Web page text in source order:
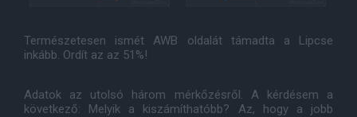
Természetesen ismét AWB oldalát támadta a Lipcse
inkább. Ordít az az 51%!
Adatok az utolsó három mérkőzésről. A kérdésem a
következő: Melyik a kiszámíthatóbb? Az, hogy a jobb